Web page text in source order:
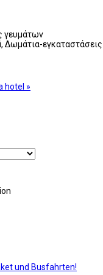
γευμάτων
Δωμάτια-εγκαταστάσεις
hotel »
und Busfahrten!